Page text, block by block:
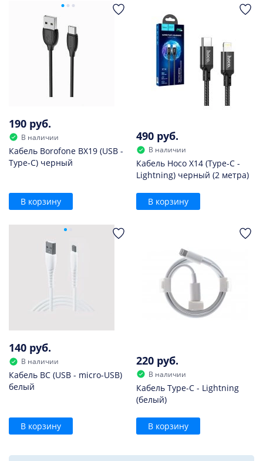
190 руб.
В наличии
Кабель Borofone BX19 (USB -
Type-C) черный
В корзину
490 руб.
В наличии
Кабель Hoco X14 (Type-C -
Lightning) черный (2 метра)
В корзину
140 руб.
В наличии
Кабель BC (USB - micro-USB)
белый
В корзину
220 руб.
В наличии
Кабель Type-C - Lightning
(белый)
В корзину